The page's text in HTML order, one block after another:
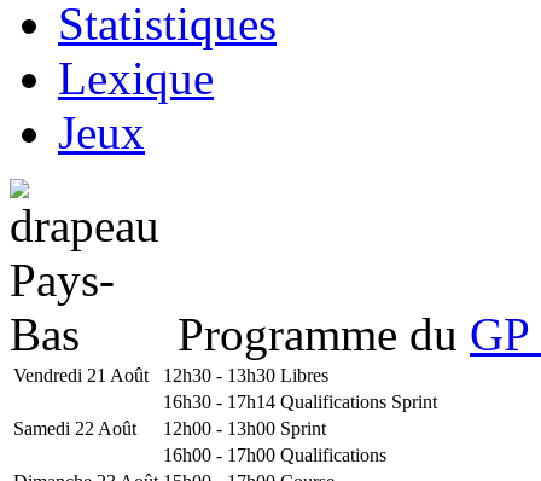
Statistiques
Lexique
Jeux
Programme du
Vendredi 21 Août 12h30 - 13h30 Libres
16h30 - 17h14 Qualifications Sprint
Samedi 22 Août
12h00 - 13h00 Sprint
16h00 - 17h00 Qualifications